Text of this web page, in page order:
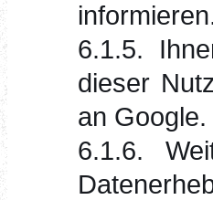
6.1.5.
dieser
an Google.
6.1.6.